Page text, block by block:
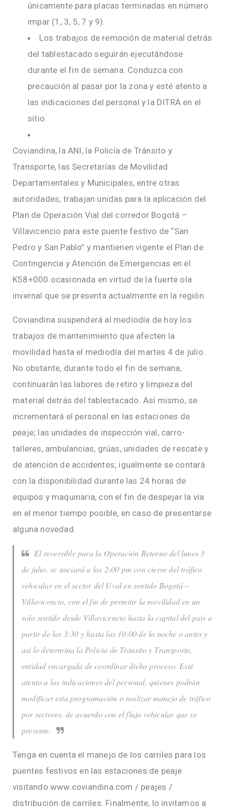
únicamente para placas terminadas en número
impar (1, 3, 5, 7 y 9).
Los trabajos de remoción de material detrás
del tablestacado seguirán ejecutándose
durante el fin de semana. Conduzca con
precaución al pasar por la zona y esté atento a
las indicaciones del personal y la DITRA en el
sitio.
Coviandina, la ANI, la Policía de Tránsito y
Transporte, las Secretarías de Movilidad
Departamentales y Municipales, entre otras
autoridades, trabajan unidas para la aplicación del
Plan de Operación Vial del corredor Bogotá –
Villavicencio para este puente festivo de “San
Pedro y San Pablo” y mantienen vigente el Plan de
Contingencia y Atención de Emergencias en el
K58+000 ocasionada en virtud de la fuerte ola
invernal que se presenta actualmente en la región.
Coviandina suspenderá al mediodía de hoy los
trabajos de mantenimiento que afecten la
movilidad hasta el mediodía del martes 4 de julio.
No obstante, durante todo el fin de semana,
continuarán las labores de retiro y limpieza del
material detrás del tablestacado. Así mismo, se
incrementará el personal en las estaciones de
peaje; las unidades de inspección vial, carro-
talleres, ambulancias, grúas, unidades de rescate y
de atención de accidentes; igualmente se contará
con la disponibilidad durante las 24 horas de
equipos y maquinaria, con el fin de despejar la vía
en el menor tiempo posible, en caso de presentarse
alguna novedad.
El reversible para la Operación Retorno del lunes 3
de julio, se iniciará a las 2:00 pm con cierre del tráfico
vehicular en el sector del Uval en sentido Bogotá –
Villavicencio, con el fin de permitir la movilidad en un
solo sentido desde Villavicencio hasta la capital del país a
partir de las 3:30 y hasta las 10:00 de la noche o antes y
así lo determina la Policía de Tránsito y Transporte,
entidad encargada de coordinar dicho proceso. Esté
atento a las indicaciones del personal, quienes podrán
modificar esta programación o realizar manejo de tráfico
por sectores, de acuerdo con el flujo vehicular que se
presente.
Tenga en cuenta el manejo de los carriles para los
puentes festivos en las estaciones de peaje
visitando www.coviandina.com / peajes /
distribución de carriles. Finalmente, lo invitamos a